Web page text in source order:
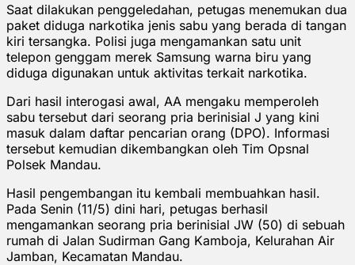
Saat dilakukan penggeledahan, petugas menemukan dua
paket diduga narkotika jenis sabu yang berada di tangan
kiri tersangka. Polisi juga mengamankan satu unit
telepon genggam merek Samsung warna biru yang
diduga digunakan untuk aktivitas terkait narkotika.
Dari hasil interogasi awal, AA mengaku memperoleh
sabu tersebut dari seorang pria berinisial J yang kini
masuk dalam daftar pencarian orang (DPO). Informasi
tersebut kemudian dikembangkan oleh Tim Opsnal
Polsek Mandau.
Hasil pengembangan itu kembali membuahkan hasil.
Pada Senin (11/5) dini hari, petugas berhasil
mengamankan seorang pria berinisial JW (50) di sebuah
rumah di Jalan Sudirman Gang Kamboja, Kelurahan Air
Jamban, Kecamatan Mandau.